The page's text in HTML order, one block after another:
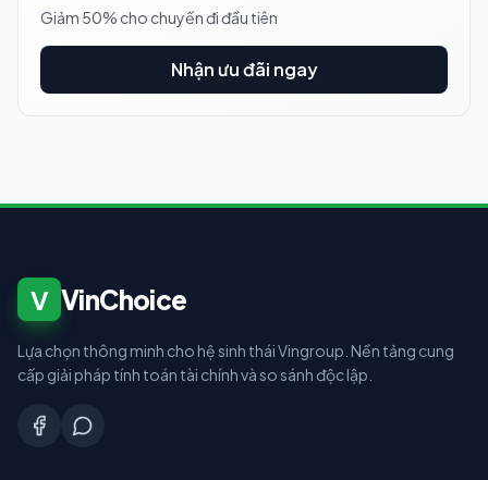
Giảm 50% cho chuyến đi đầu tiên
Nhận ưu đãi ngay
V VinChoice
Lựa chọn thông minh cho hệ sinh thái Vingroup. Nền tảng cung
cấp giải pháp tính toán tài chính và so sánh độc lập.